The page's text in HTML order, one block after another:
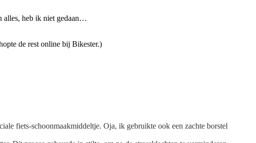
alles, heb ik niet gedaan…
de rest online bij Bikester.)
fiets-schoonmaakmiddeltje. Oja, ik gebruikte ook een zachte borstel